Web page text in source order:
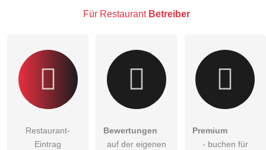
Besucher sichtbar.
Für Restaurant Betreiber
Restaurant-
Eintrag
Bewertungen
auf der eigenen
Premium
- buchen für